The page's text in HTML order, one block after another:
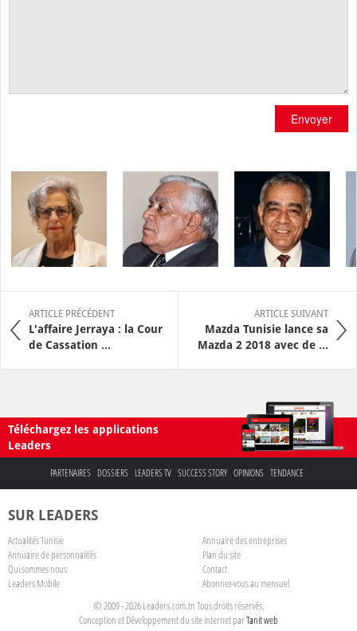
Envoyer
ARTICLE PRÉCÉDENT
L'affaire Jerraya : la Cour
de Cassation ...
ARTICLE SUIVANT
Mazda Tunisie lance sa
Mazda 2 2018 avec de ...
Téléchargez les applications
Leaders
PARTENAIRES DOSSIERS LEADERS TV SUCCESS STORY OPINIONS TENDANCE
SUR LEADERS
Actualités Tunisie
Annuaire des entreprises
Annuaire de personnalités
Plan du site
Qui sommes nous
Contact
Leaders Mobile
Abonnez-vous au mensuel
© 2009 - 2026 Leaders.com.tn Tous droits réservés.
Conception et Développement du site internet parTanit web